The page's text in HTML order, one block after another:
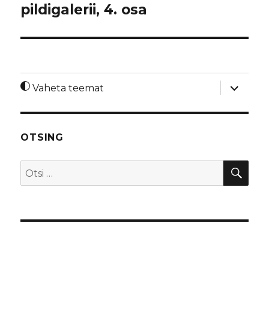
pildigalerii, 4. osa
Vaheta teemat
laienda
OTSING
Otsi: